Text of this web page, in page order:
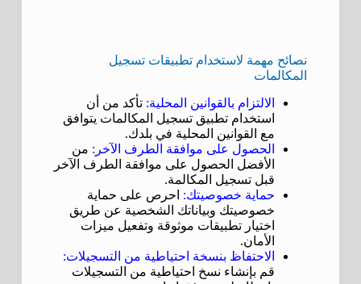
نصائح مهمة لاستخدام تطبيقات تسجيل
المكالمات
الالتزام بالقوانين المحلية: تأكد من أن
استخدام تطبيق تسجيل المكالمات يتوافق
مع القوانين المحلية في بلدك.
الحصول على موافقة الطرف الآخر: من
الأفضل الحصول على موافقة الطرف الآخر
قبل تسجيل المكالمة.
حماية خصوصيتك: احرص على حماية
خصوصيتك وبياناتك الشخصية عن طريق
اختيار تطبيقات موثوقة وتفعيل ميزات
الأمان.
الاحتفاظ بنسخة احتياطية من التسجيلات:
قم بإنشاء نسخ احتياطية من التسجيلات